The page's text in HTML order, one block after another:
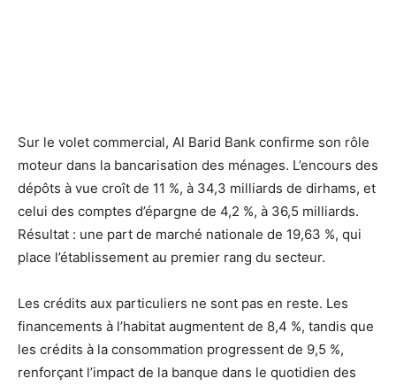
Sur le volet commercial, Al Barid Bank confirme son rôle
moteur dans la bancarisation des ménages. L’encours des
dépôts à vue croît de 11 %, à 34,3 milliards de dirhams, et
celui des comptes d’épargne de 4,2 %, à 36,5 milliards.
Résultat : une part de marché nationale de 19,63 %, qui
place l’établissement au premier rang du secteur.
Les crédits aux particuliers ne sont pas en reste. Les
financements à l’habitat augmentent de 8,4 %, tandis que
les crédits à la consommation progressent de 9,5 %,
renforçant l’impact de la banque dans le quotidien des